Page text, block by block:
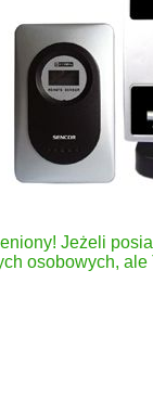
Jeżeli
osobowych,